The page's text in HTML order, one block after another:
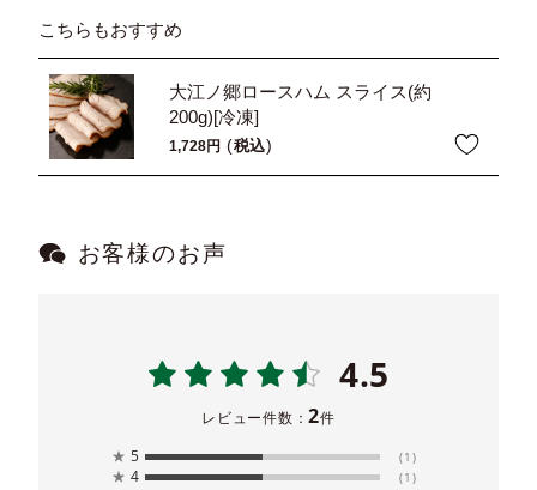
こちらもおすすめ
大江ノ郷ロースハム スライス(約
200g)[冷凍]
1,728 税込
お客様のお声
4.5
レビュー件数：2件
★ 5 (1)
★ 4 (1)